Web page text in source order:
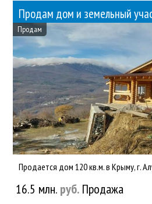
Продам дом и земельный
Продам
16.5 млн. руб. Продажа